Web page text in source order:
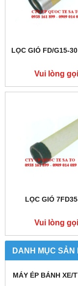
DANH MỤC SẢN
MÁY ÉP BÁNH XE/
LỌC GIÓ FD/G15-
Vui lòng gọi
LỌC GIÓ
Vui lòng gọi